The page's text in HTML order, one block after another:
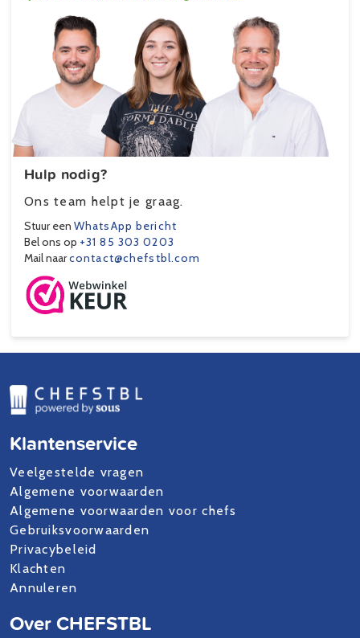
Hulp nodig?
Ons team helpt je graag.
Stuur een WhatsApp bericht
Bel ons op +31 85 303 0203
Mail naarcontact@chefstbl.com
Klantenservice
Veelgestelde vragen
Algemene voorwaarden
Algemene voorwaarden voor chefs
Gebruiksvoorwaarden
Privacybeleid
Klachten
Annuleren
Over CHEFSTBL